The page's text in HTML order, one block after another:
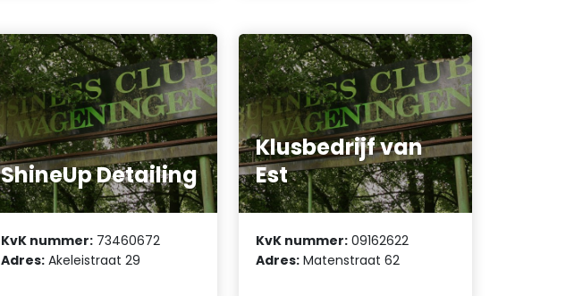
ShineUp Detailing
KvK nummer: 73460672
Adres: Akeleistraat 29
Klusbedrijf van
Est
KvK nummer: 09162622
Adres: Matenstraat 62